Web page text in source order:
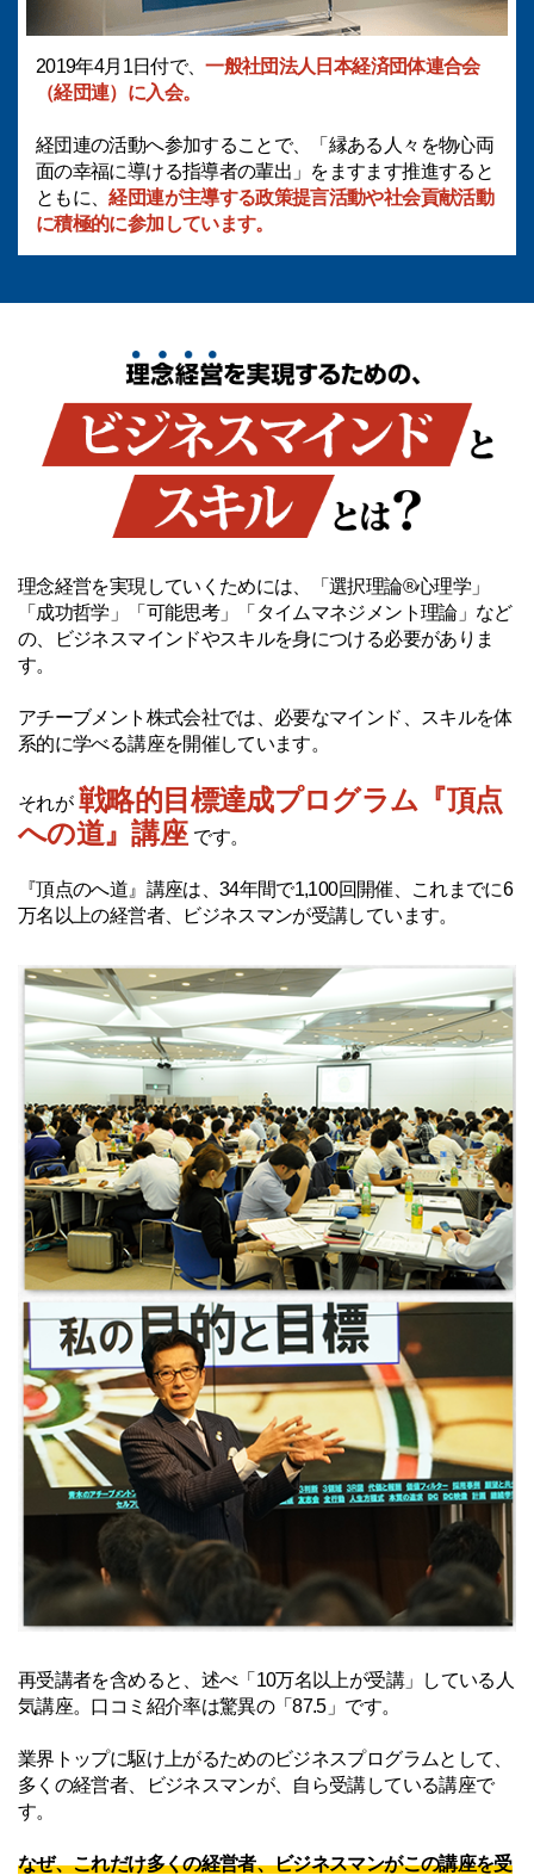
2019年4月1日付で、一般社団法人日本経済団体連合会
（経団連）に入会。
経団連の活動へ参加することで、「縁ある人々を物心両
面の幸福に導ける指導者の輩出」をますます推進すると
ともに、経団連が主導する政策提言活動や社会貢献活動
に積極的に参加しています。
理念経営を実現していくためには、「選択理論®心理学」
「成功哲学」「可能思考」「タイムマネジメント理論」など
の、ビジネスマインドやスキルを身につける必要がありま
す。
アチーブメント株式会社では、必要なマインド、スキルを体
系的に学べる講座を開催しています。
それが 戦略的目標達成プログラム『頂点
への道』講座 です。
『頂点のへ道』講座は、34年間で1,100回開催、これまでに6
万名以上の経営者、ビジネスマンが受講しています。
再受講者を含めると、述べ「10万名以上が受講」している人
気講座。口コミ紹介率は驚異の「87.5」です。
業界トップに駆け上がるためのビジネスプログラムとして、
多くの経営者、ビジネスマンが、自ら受講している講座で
す。
なぜ、これだけ多くの経営者、ビジネスマンがこの講座を受